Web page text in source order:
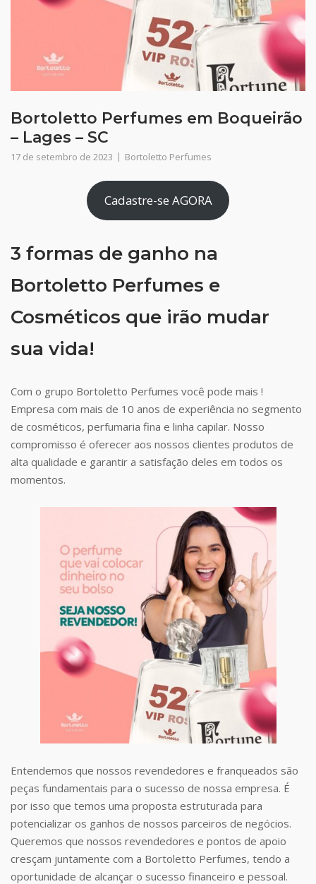
Bortoletto Perfumes em Boqueirão
– Lages – SC
17 de setembro de 2023 Bortoletto Perfumes
Cadastre-se AGORA
3 formas de ganho na
Bortoletto Perfumes e
Cosméticos que irão mudar
sua vida!
Com o grupo Bortoletto Perfumes você pode mais !
Empresa com mais de 10 anos de experiência no segmento
de cosméticos, perfumaria fina e linha capilar. Nosso
compromisso é oferecer aos nossos clientes produtos de
alta qualidade e garantir a satisfação deles em todos os
momentos.
Entendemos que nossos revendedores e franqueados são
peças fundamentais para o sucesso de nossa empresa. É
por isso que temos uma proposta estruturada para
potencializar os ganhos de nossos parceiros de negócios.
Queremos que nossos revendedores e pontos de apoio
cresçam juntamente com a Bortoletto Perfumes, tendo a
oportunidade de alcançar o sucesso financeiro e pessoal.